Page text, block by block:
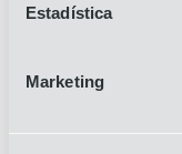
Estadística
Marketing
Automoción y
Sanidad
Industrial
Ver todos